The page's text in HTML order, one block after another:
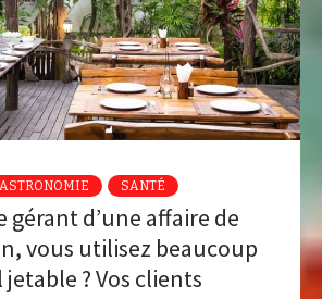
SANTÉ
gérant d’une affaire de
vous utilisez beaucoup
? Vos clients